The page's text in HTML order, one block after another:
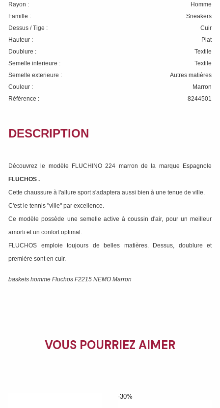
Rayon :
Homme
Famille :
Sneakers
Dessus / Tige :
Cuir
Hauteur :
Plat
Doublure :
Textile
Semelle interieure :
Textile
Semelle exterieure :
Autres matières
Couleur :
Marron
Référence :
8244501
DESCRIPTION
Découvrez le modèle FLUCHINO 224 marron de la marque Espagnole
FLUCHOS .
Cette chaussure à l'allure sport s'adaptera aussi bien à une tenue de ville.
C'est le tennis "ville" par excellence.
Ce modèle possède une semelle active à coussin d'air, pour un meilleur
amorti et un confort optimal.
FLUCHOS emploie toujours de belles matières. Dessus, doublure et
première sont en cuir.
baskets homme Fluchos F2215 NEMO Marron
VOUS POURRIEZ AIMER
-30%